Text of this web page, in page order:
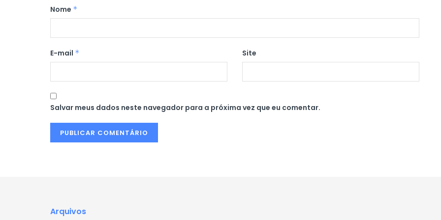
Nome *
E-mail * Site
Salvar meus dados neste navegador para a próxima vez que eu comentar.
Arquivos